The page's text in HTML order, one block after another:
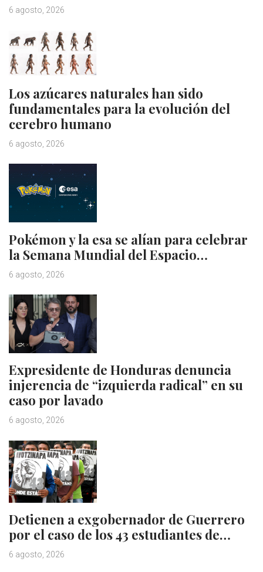
6 agosto, 2026
Los azúcares naturales han sido
fundamentales para la evolución del
cerebro humano
6 agosto, 2026
Pokémon y la esa se alían para celebrar
la Semana Mundial del Espacio…
6 agosto, 2026
Expresidente de Honduras denuncia
injerencia de “izquierda radical” en su
caso por lavado
6 agosto, 2026
Detienen a exgobernador de Guerrero
por el caso de los 43 estudiantes de…
6 agosto, 2026